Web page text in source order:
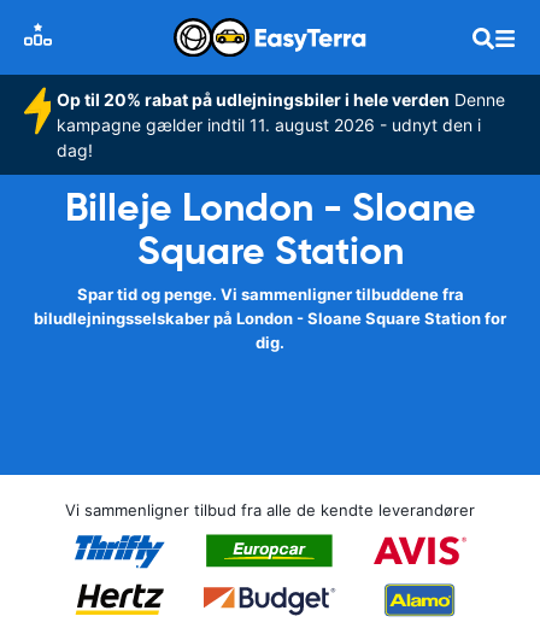
Op til 20% rabat på udlejningsbiler i hele verden Denne
kampagne gælder indtil 11. august 2026 - udnyt den i
dag!
Billeje London - Sloane
Square Station
Spar tid og penge. Vi sammenligner tilbuddene fra
biludlejningsselskaber på London - Sloane Square Station for
dig.
Vi sammenligner tilbud fra alle de kendte leverandører